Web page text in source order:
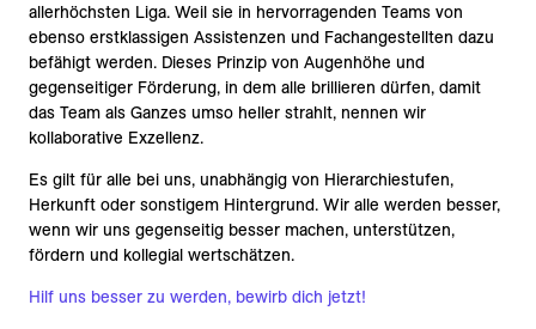
allerhöchsten Liga. Weil sie in hervorragenden Teams von
ebenso erstklassigen Assistenzen und Fachangestellten dazu
befähigt werden. Dieses Prinzip von Augenhöhe und
gegenseitiger Förderung, in dem alle brillieren dürfen, damit
das Team als Ganzes umso heller strahlt, nennen wir
kollaborative Exzellenz.
Es gilt für alle bei uns, unabhängig von Hierarchiestufen,
Herkunft oder sonstigem Hintergrund. Wir alle werden besser,
wenn wir uns gegenseitig besser machen, unterstützen,
fördern und kollegial wertschätzen.
Hilf uns besser zu werden, bewirb dich jetzt!